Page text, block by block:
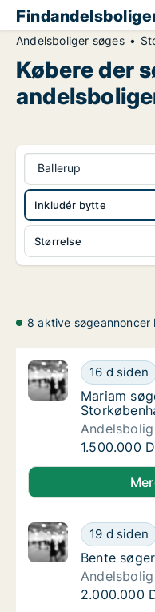
Andelsboliger søges
Købere der
Ballerup
Størrelse
Inkludér bytte
8 aktive søgeannoncer
Mariam
16 d siden
Mariam
Mariam
Andelsbolig
Mariam
1.500.000
Mariam søger
Bente
19 d siden
Bente
Bente
Andelsbolig
Bente
2.000.000